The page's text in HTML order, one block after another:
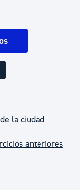
la ciudad
anteriores